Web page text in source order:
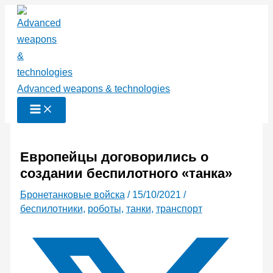
Перейти
содержимому
Advanced weapons & technologies
Европейцы договорились о
создании беспилотного «танка»
Бронетанковые войска / 15/10/2021 /
беспилотники, роботы, танки, транспорт